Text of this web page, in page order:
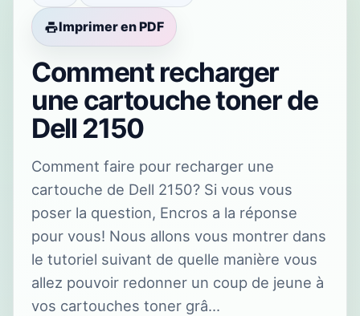
Imprimer en PDF
Comment recharger
une cartouche toner de
Dell 2150
Comment faire pour recharger une
cartouche de Dell 2150? Si vous vous
poser la question, Encros a la réponse
pour vous! Nous allons vous montrer dans
le tutoriel suivant de quelle manière vous
allez pouvoir redonner un coup de jeune à
vos cartouches toner grâ…